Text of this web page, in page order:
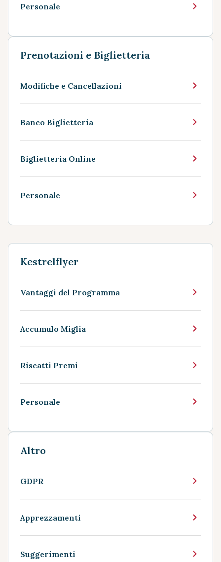
Personale
Prenotazioni e Biglietteria
Modifiche e Cancellazioni
Banco Biglietteria
Biglietteria Online
Personale
Kestrelflyer
Vantaggi del Programma
Accumulo Miglia
Riscatti Premi
Personale
Altro
GDPR
Apprezzamenti
Suggerimenti